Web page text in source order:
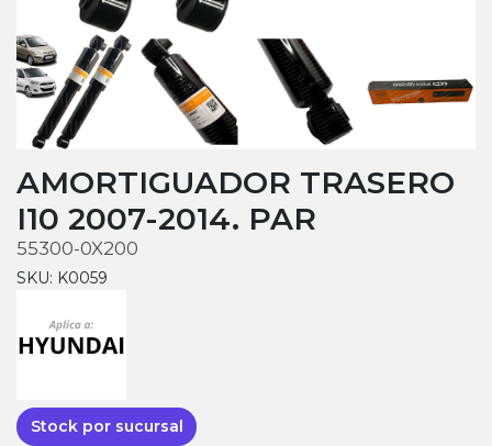
AMORTIGUADOR TRASERO
I10 2007-2014. PAR
55300-0X200
SKU: K0059
Stock por sucursal